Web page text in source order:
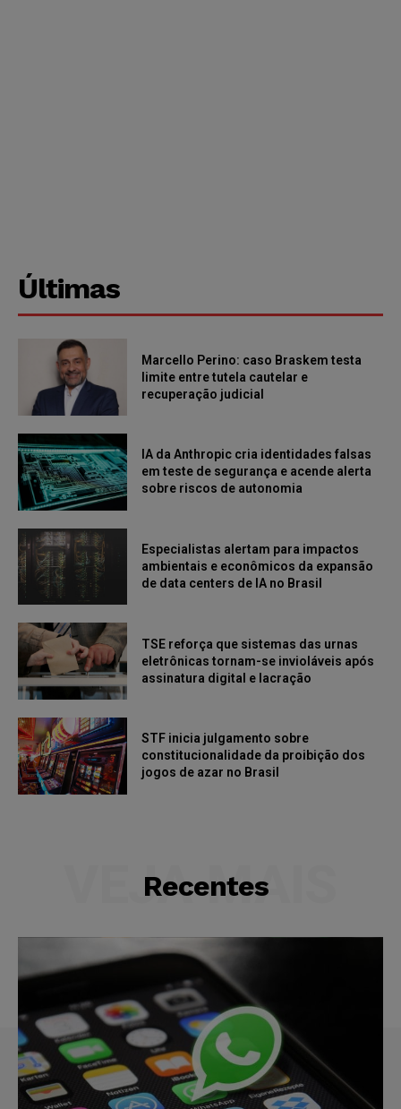
Últimas
Marcello Perino: caso Braskem testa
limite entre tutela cautelar e
recuperação judicial
IA da Anthropic cria identidades falsas
em teste de segurança e acende alerta
sobre riscos de autonomia
Especialistas alertam para impactos
ambientais e econômicos da expansão
de data centers de IA no Brasil
TSE reforça que sistemas das urnas
eletrônicas tornam-se invioláveis após
assinatura digital e lacração
STF inicia julgamento sobre
constitucionalidade da proibição dos
jogos de azar no Brasil
Recentes
VEJA MAIS